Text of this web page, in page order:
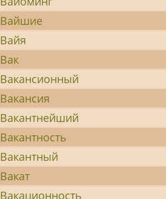
Вайшие
Вайя
Вак
Вакансионный
Вакансия
Вакантнейший
Вакантность
Вакантный
Вакат
Вакационность